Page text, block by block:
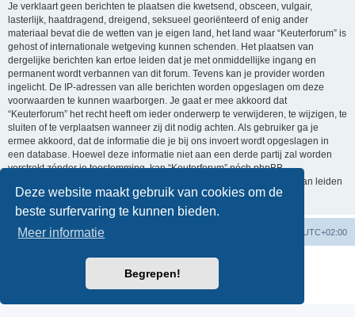
Deze website maakt gebruik van cookies om de
beste surfervaring te kunnen bieden.
Meer informatie
Begrepen!
Je verklaart geen berichten te plaatsen die kwetsend, obsceen, vulgair,
lasterlijk, haatdragend, dreigend, seksueel georiënteerd of enig ander
materiaal bevat die de wetten van je eigen land, het land waar “Keuterforum” is
gehost of internationale wetgeving kunnen schenden. Het plaatsen van
dergelijke berichten kan ertoe leiden dat je met onmiddellijke ingang en
permanent wordt verbannen van dit forum. Tevens kan je provider worden
ingelicht. De IP-adressen van alle berichten worden opgeslagen om deze
voorwaarden te kunnen waarborgen. Je gaat er mee akkoord dat
“Keuterforum” het recht heeft om ieder onderwerp te verwijderen, te wijzigen, te
sluiten of te verplaatsen wanneer zij dit nodig achten. Als gebruiker ga je
ermee akkoord, dat de informatie die je bij ons invoert wordt opgeslagen in
een database. Hoewel deze informatie niet aan een derde partij zal worden
verstrekt zónder je toestemming, kan “Keuterforum” nóch phpBB
verantwoordelijk worden gehouden voor een hackpoging die ertoe kan leiden
dat de gegevens vrijkomen.
Forumoverzicht UTC+02:00
Powered byphpBB® Forum Software © phpBB Limited
Nederlandse vertaling door
Privacy|Gebruikersvoorwaarden